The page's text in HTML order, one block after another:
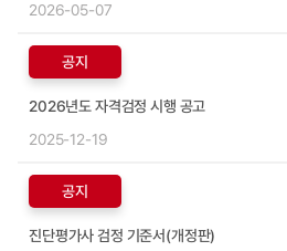
2026-05-07
공지
2026년도 자격검정 시행 공고
2025-12-19
공지
진단평가사 검정 기준서(개정판)